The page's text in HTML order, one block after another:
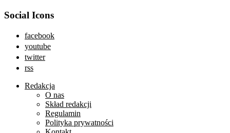
Social Icons
facebook
youtube
twitter
rss
Redakcja
O nas
Skład redakcji
Regulamin
Polityka prywatności